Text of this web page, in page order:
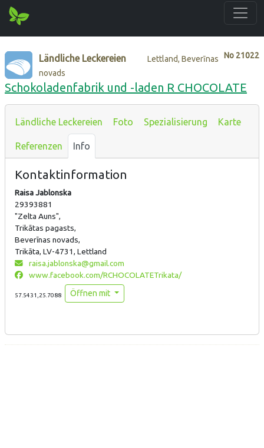
No 21022
Ländliche Leckereien
Lettland, Beverīnas
novads
Schokoladenfabrik und -laden R CHOCOLATE
Ländliche Leckereien Foto Spezialisierung Karte
Referenzen Info
Kontaktinformation
Raisa Jablonska
29393881
"Zelta Auns",
Trikātas pagasts,
Beverīnas novads,
Trikāta, LV-4731, Lettland
raisa.jablonska@gmail.com
www.facebook.com/RCHOCOLATETrikata/
57.5431,25.7088 Öffnen mit